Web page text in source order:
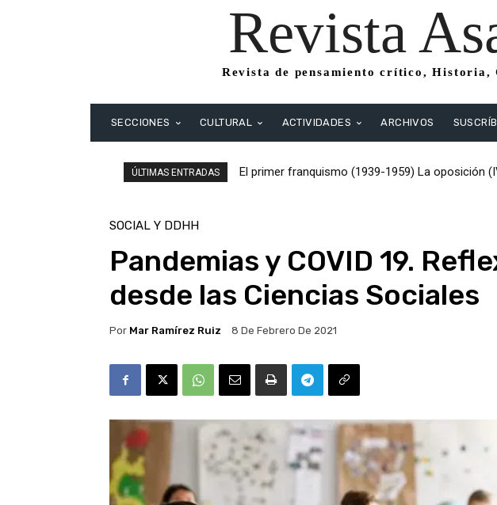
Revista
Revista de pensamiento crítico,
SECCIONES CULTURAL ACTIVIDADES ARCHIVOS
ÚLTIMAS ENTRADAS
El primer franquismo (1939-1959) La oposición
El primer franquismo (1939-1959) La oposición
SOCIAL Y DDHH
Pandemias y COVID 19.
desde las Ciencias Sociales
Por Mar Ramírez Ruiz 8 De Febrero De 2021